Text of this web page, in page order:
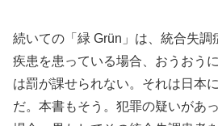
続いての「緑 Grün」は、統合失調
疾患を患っている場合、おうおう
は罰が課せられない。それは日本
だ。本書もそう。犯罪の疑いがあ